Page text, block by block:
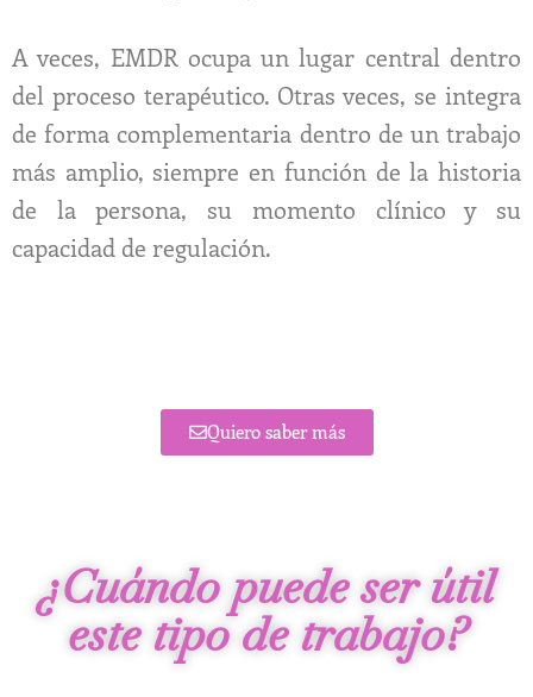
A veces, EMDR ocupa un lugar central dentro
del proceso terapéutico. Otras veces, se integra
de forma complementaria dentro de un trabajo
más amplio, siempre en función de la historia
de la persona, su momento clínico y su
capacidad de regulación.
Quiero saber más
¿Cuándo puede ser útil
este tipo de trabajo?